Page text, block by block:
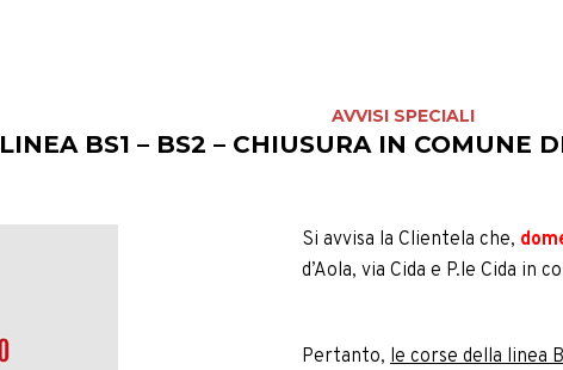
AVVISI SPECIALI
LINEA BS1 – BS2 – CHIUSURA IN COMUNE
Si avvisa la Clientela che,
d’Aola, via Cida e P.le Cida in
Pertanto, le corse della linea